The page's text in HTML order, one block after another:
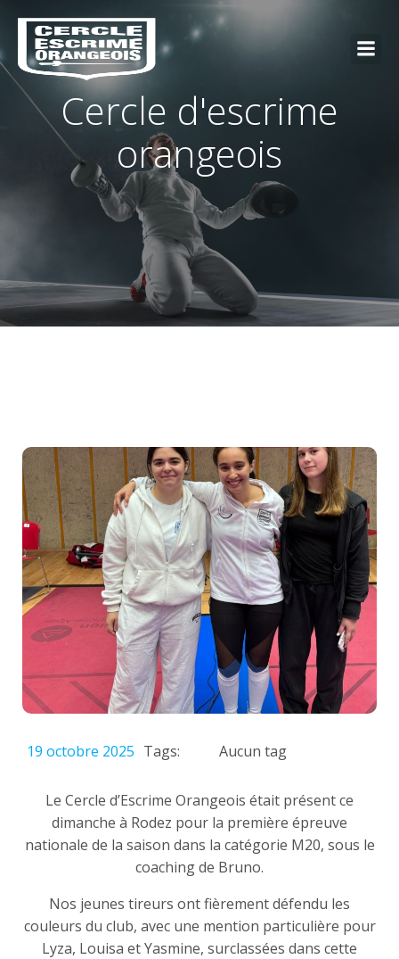
Cercle d'escrime
orangeois
19 octobre 2025 Tags: Aucun tag
Le Cercle d’Escrime Orangeois était présent ce
dimanche à Rodez pour la première épreuve
nationale de la saison dans la catégorie M20, sous le
coaching de Bruno.
Nos jeunes tireurs ont fièrement défendu les
couleurs du club, avec une mention particulière pour
Lyza, Louisa et Yasmine, surclassées dans cette